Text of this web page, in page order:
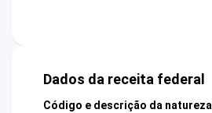
Dados da receita federal
Código e descrição da natureza